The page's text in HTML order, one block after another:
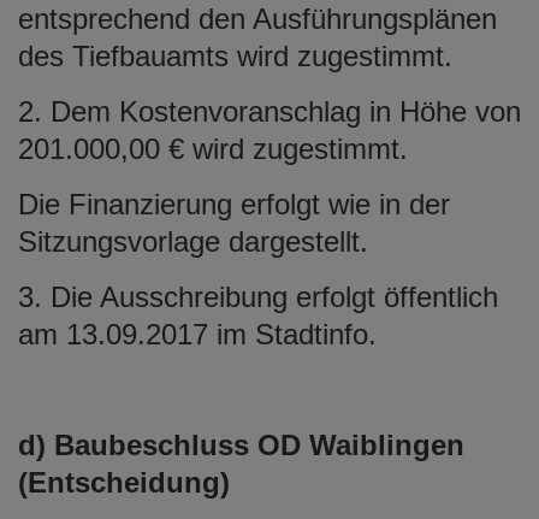
entsprechend den Ausführungsplänen
des Tiefbauamts wird zugestimmt.
2. Dem Kostenvoranschlag in Höhe von
201.000,00 € wird zugestimmt.
Die Finanzierung erfolgt wie in der
Sitzungsvorlage dargestellt.
3. Die Ausschreibung erfolgt öffentlich
am 13.09.2017 im Stadtinfo.
d) Baubeschluss OD Waiblingen
(Entscheidung)